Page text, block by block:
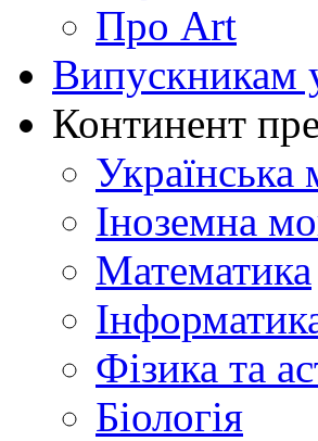
Про Art
Випускникам
Континент
Українська
Іноземна
Математика
Фізика та
Біологія